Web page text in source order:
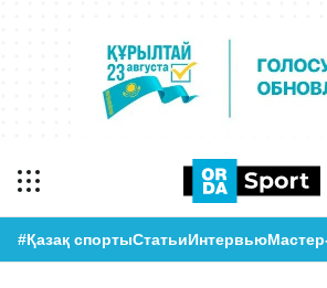
#Қазақ спортыСтатьиИнтервью